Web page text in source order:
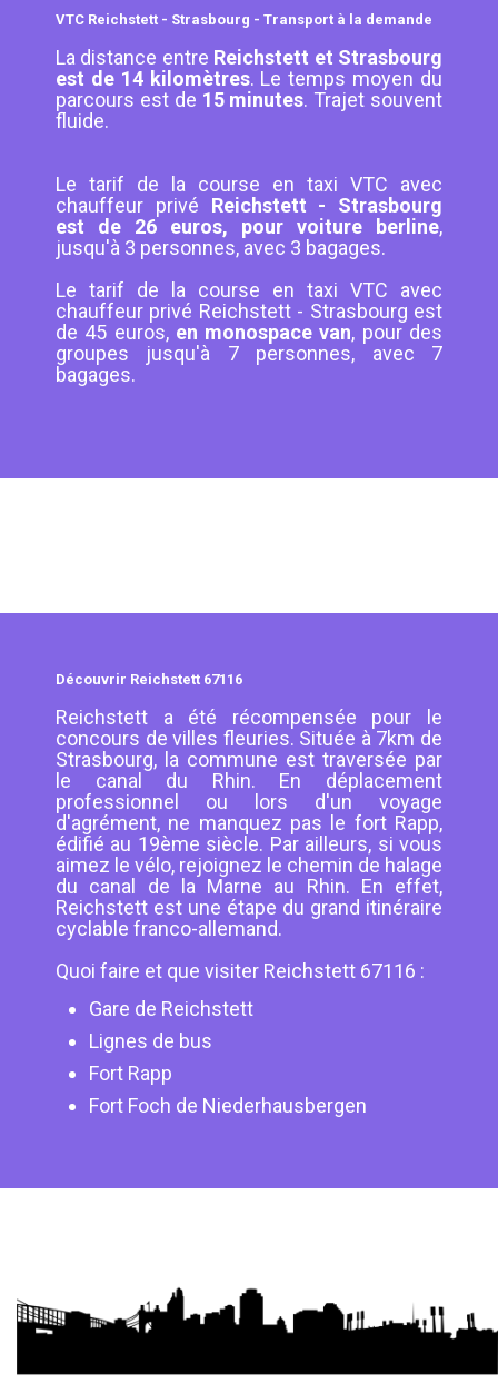
VTC Reichstett - Strasbourg - Transport à la demande
La distance entre Reichstett et Strasbourg
est de 14 kilomètres. Le temps moyen du
parcours est de 15 minutes. Trajet souvent
fluide.
Le tarif de la course en taxi VTC avec
chauffeur privé Reichstett - Strasbourg
est de 26 euros, pour voiture berline,
jusqu'à 3 personnes, avec 3 bagages.
Le tarif de la course en taxi VTC avec
chauffeur privé Reichstett - Strasbourg est
de 45 euros, en monospace van, pour des
groupes jusqu'à 7 personnes, avec 7
bagages.
Découvrir Reichstett 67116
Reichstett a été récompensée pour le
concours de villes fleuries. Située à 7km de
Strasbourg, la commune est traversée par
le canal du Rhin. En déplacement
professionnel ou lors d'un voyage
d'agrément, ne manquez pas le fort Rapp,
édifié au 19ème siècle. Par ailleurs, si vous
aimez le vélo, rejoignez le chemin de halage
du canal de la Marne au Rhin. En effet,
Reichstett est une étape du grand itinéraire
cyclable franco-allemand.
Quoi faire et que visiter Reichstett 67116 :
Gare de Reichstett
Lignes de bus
Fort Rapp
Fort Foch de Niederhausbergen